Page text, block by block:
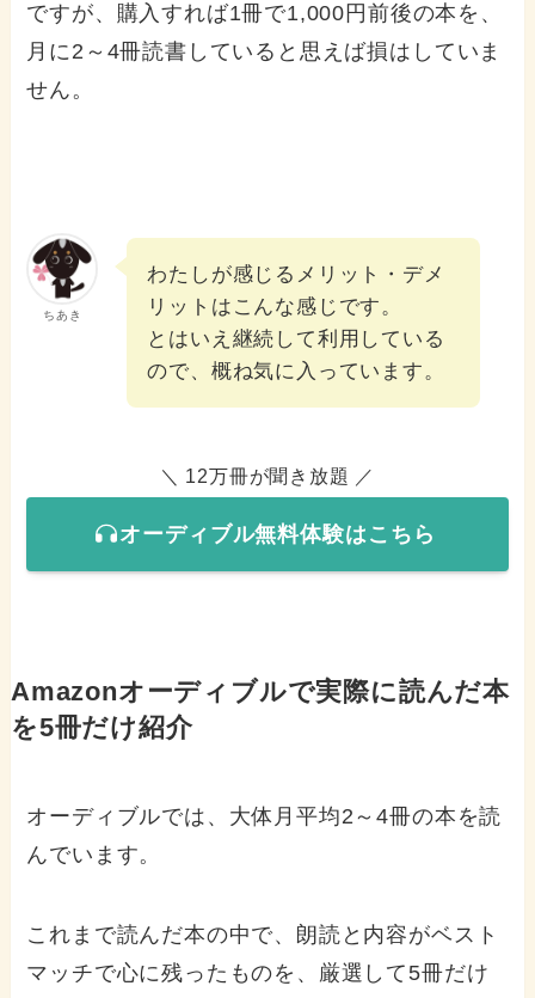
ですが、購入すれば1冊で1,000円前後の本を、
月に2～4冊読書していると思えば損はしていま
せん。
ちあき
わたしが感じるメリット・デメ
リットはこんな感じです。
とはいえ継続して利用している
ので、概ね気に入っています。
＼ 12万冊が聞き放題 ／
オーディブル無料体験はこちら
Amazonオーディブルで実際に読んだ本
を5冊だけ紹介
オーディブルでは、大体月平均2～4冊の本を読
んでいます。
これまで読んだ本の中で、朗読と内容がベスト
マッチで心に残ったものを、厳選して5冊だけ